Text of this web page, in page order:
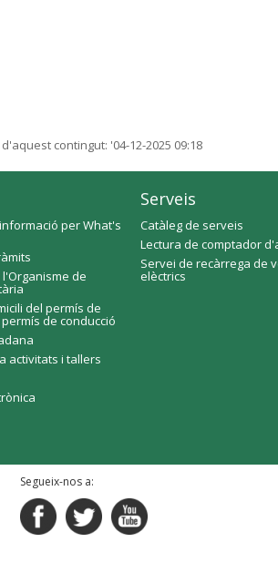
contingut: '04-12-2025 09:18
per What's
de
del permís de
de conducció
activitats i tallers
Serveis
Catàleg de serveis
Lectura de comptador
Servei de recàrrega de
elèctrics
Segueix-nos a: